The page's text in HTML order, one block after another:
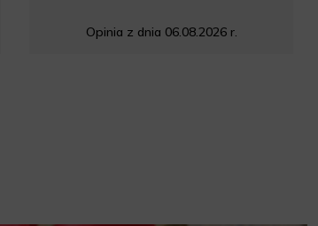
Opinia z dnia 06.08.2026 r.